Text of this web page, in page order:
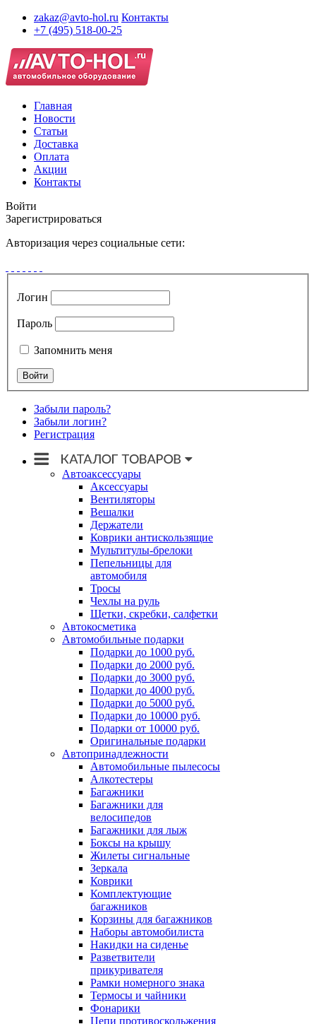
zakaz@avto-hol.ru Контакты
+7 (495) 518-00-25
Главная
Новости
Статьи
Доставка
Оплата
Акции
Контакты
Войти
Зарегистрироваться
Авторизация через социальные сети:
Логин
Пароль
Запомнить меня
Забыли пароль?
Забыли логин?
Регистрация
Автоаксессуары
Аксессуары
Вентиляторы
Вешалки
Держатели
Коврики антискользящие
Мультитулы-брелоки
Пепельницы для
автомобиля
Тросы
Чехлы на руль
Щетки, скребки, салфетки
Автокосметика
Автомобильные подарки
Подарки до 1000 руб.
Подарки до 2000 руб.
Подарки до 3000 руб.
Подарки до 4000 руб.
Подарки до 5000 руб.
Подарки до 10000 руб.
Подарки от 10000 руб.
Оригинальные подарки
Автопринадлежности
Автомобильные пылесосы
Алкотестеры
Багажники
Багажники для
велосипедов
Багажники для лыж
Боксы на крышу
Жилеты сигнальные
Зеркала
Коврики
Комплектующие
багажников
Корзины для багажников
Наборы автомобилиста
Накидки на сиденье
Разветвители
прикуривателя
Рамки номерного знака
Термосы и чайники
Фонарики
Цепи противоскольжения